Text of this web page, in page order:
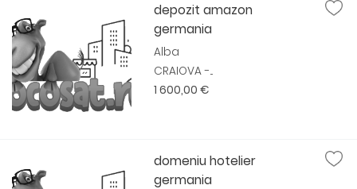
depozit amazon
germania
Alba
CRAIOVA -...
1 600,00 €
domeniu hotelier
germania